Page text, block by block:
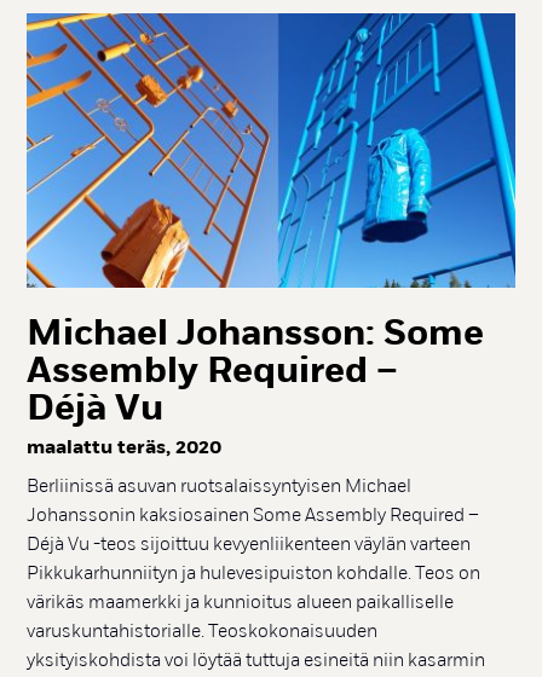
Mic­hael Jo­hans­son: So­me
As­semb­ly Re­qui­red –
Déjà Vu
maa­lat­tu te­räs, 2020
Berliinissä asuvan ruotsalaissyntyisen Michael
Johanssonin kaksiosainen Some Assembly Required –
Déjà Vu -teos sijoittuu kevyenliikenteen väylän varteen
Pikkukarhunniityn ja hulevesipuiston kohdalle. Teos on
värikäs maamerkki ja kunnioitus alueen paikalliselle
varuskuntahistorialle. Teoskokonaisuuden
yksityiskohdista voi löytää tuttuja esineitä niin kasarmin